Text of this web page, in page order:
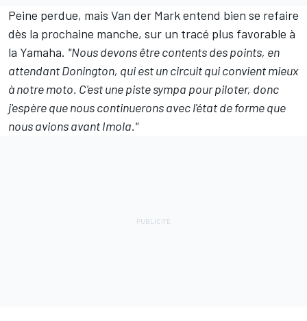
Peine perdue, mais Van der Mark entend bien se refaire
dès la prochaine manche, sur un tracé plus favorable à
la Yamaha. "Nous devons être contents des points, en
attendant Donington, qui est un circuit qui convient mieux
à notre moto. C'est une piste sympa pour piloter, donc
j'espère que nous continuerons avec l'état de forme que
nous avions avant Imola."